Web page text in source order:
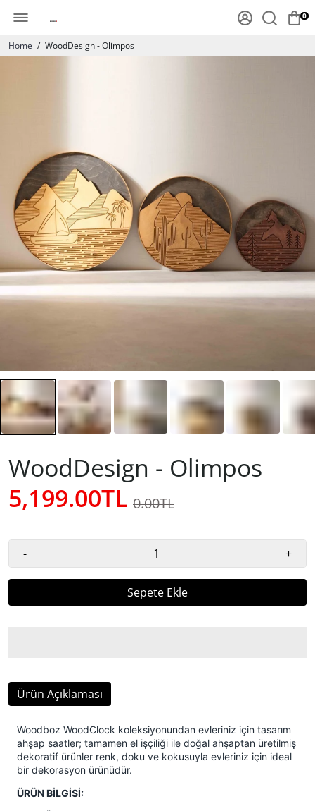
0
Home / WoodDesign - Olimpos
WoodDesign - Olimpos
5,199.00TL 0.00TL
- +
Sepete Ekle
Ürün Açıklaması
Woodboz WoodClock koleksiyonundan evleriniz için tasarım
ahşap saatler; tamamen el işçiliği ile doğal ahşaptan üretilmiş
dekoratif ürünler renk, doku ve kokusuyla evleriniz için ideal
bir dekorasyon ürünüdür.
ÜRÜN BİLGİSİ: